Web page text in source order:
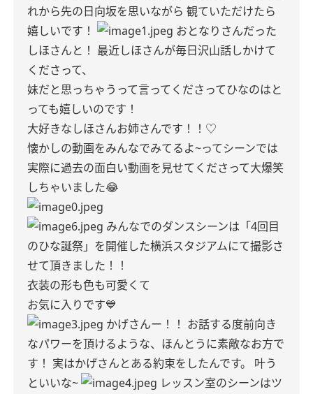
れから先の日向坂を思いながら 観ていただけたら
嬉しいです！
おとなりさんだった
しほさんと！ 最近しほさんが毎日沢山話しかけて
くださって、
妹だと思っちゃうって言ってくださってひなのはと
っても嬉しいのです！
大好きなしほさんお姉さんです！！♡
懐かしの動画をみんなでみてるよ~ってシーンでは
実際に過去の面白い動画を見せてくださって大爆笑
しちゃいました😂
みんなでのダンスシーンは「4回目
のひな誕祭」を開催した横浜スタジアムにて撮影さ
せて頂きました！！
衣装の形も色も可愛くて
お気に入りです💙
かげさんー！！ お話する度前向き
なパワーを頂けるような、ほんとうに素敵なお方で
す！ 実はかげさんとある約束をしたんです。
叶う
といいな~
レッスン室のシーンはツ